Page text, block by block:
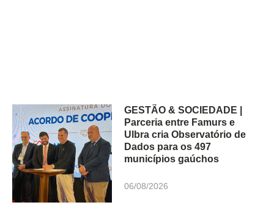
GESTÃO & SOCIEDADE |
Parceria entre Famurs e
Ulbra cria Observatório de
Dados para os 497
municípios gaúchos
06/08/2026